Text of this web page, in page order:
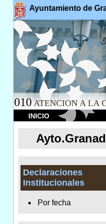
Ayuntamiento de
010 ATENCION A LA
INICIO
Declaraciones
Institucionales
Por fecha